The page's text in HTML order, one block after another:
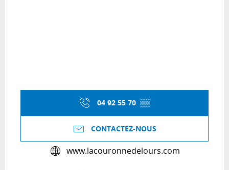
04 92 55 70 ▒▒
CONTACTEZ-NOUS
www.lacouronnedelours.com